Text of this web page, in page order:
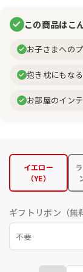
この商品はこ
お子さまへの
抱き枕にもな
お部屋のイン
イエロー
（YE）
ギフトリボン（無